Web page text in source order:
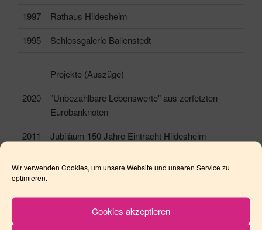
Wir verwenden Cookies, um unsere Website und unseren Service zu
optimieren.
Cookies akzeptieren
1997
Rathaus Hildesheim
1995
Schlossgalerie Ballenstedt
Projekte (Auszüge)
2020
"Unbezahlbare Lebenswerte" aus zerfetzten
Eurobanknoten
2011
Jubiläum 150 Jahre Eintracht Hildesheim
2003
OlympiaCamp Hildesheim